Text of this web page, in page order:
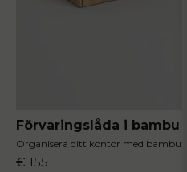
Förvaringslåda i bambu
Organisera ditt kontor med bambu
€ 155